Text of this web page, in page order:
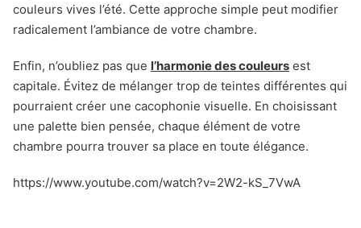
couleurs vives l’été. Cette approche simple peut modifier
radicalement l’ambiance de votre chambre.
Enfin, n’oubliez pas que l’harmonie des couleurs est
capitale. Évitez de mélanger trop de teintes différentes qui
pourraient créer une cacophonie visuelle. En choisissant
une palette bien pensée, chaque élément de votre
chambre pourra trouver sa place en toute élégance.
https://www.youtube.com/watch?v=2W2-kS_7VwA